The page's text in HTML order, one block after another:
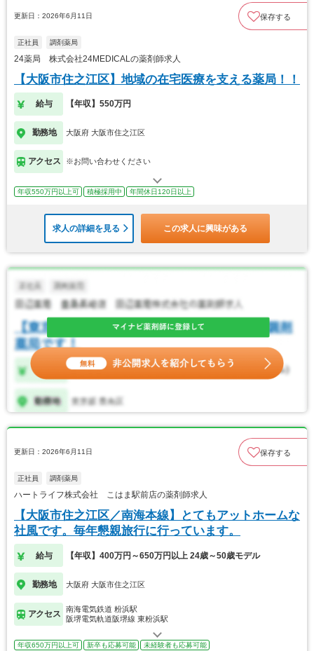
更新日：2026年6月11日 保存する
正社員 調剤薬局
24薬局 株式会社24MEDICALの薬剤師求人
【大阪市住之江区】地域の在宅医療を支える薬局！！
給与 【年収】550万円
勤務地 大阪府 大阪市住之江区
アクセス ※お問い合わせください
年収550万円以上可 積極採用中 年間休日120日以上
求人の詳細を見る この求人に興味がある
更新日：2026年6月11日 保存する
正社員 調剤薬局
ハートライフ株式会社 こはま駅前店の薬剤師求人
【大阪市住之江区／南海本線】とてもアットホームな
社風です。毎年懇親旅行に行っています。
給与 【年収】400万円～650万円以上 24歳～50歳モデル
勤務地 大阪府 大阪市住之江区
アクセス
南海電気鉄道 粉浜駅
阪堺電気軌道阪堺線 東粉浜駅
年収650万円以上可 新卒も応募可能
未経験者も応募可能